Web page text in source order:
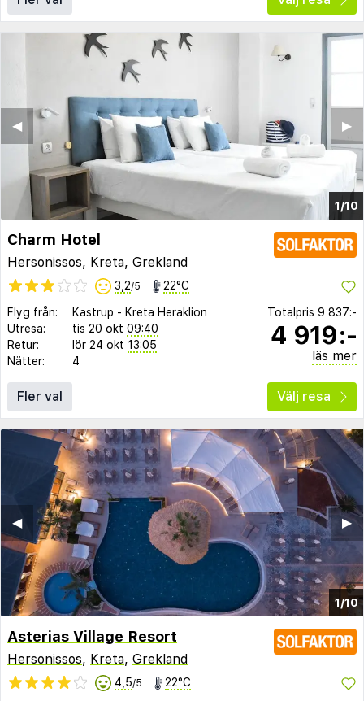
1/10
▶︎
◀︎
Charm Hotel
Hersonissos, Kreta, Grekland
3,2/5 22°C
Flyg från: Kastrup - Kreta Heraklion
Utresa:
tis 20 okt 09:40
Retur:
lör 24 okt 13:05
Nätter:
4
Totalpris 9 837:-
4 919:-
läs mer
Fler val Välj resa
1/10
▶︎
◀︎
Asterias Village Resort
Hersonissos, Kreta, Grekland
4,5/5 22°C